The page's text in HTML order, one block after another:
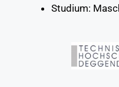
Studium: